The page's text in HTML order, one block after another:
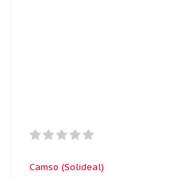
Camso (Solideal)